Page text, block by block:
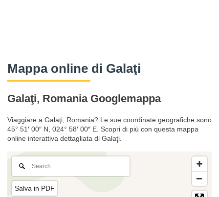
Mappa online di Galaţi
Galaţi, Romania Googlemappa
Viaggiare a Galaţi, Romania? Le sue coordinate geografiche sono
45° 51′ 00″ N, 024° 58′ 00″ E. Scopri di più con questa mappa
online interattiva dettagliata di Galaţi.
Salva in PDF